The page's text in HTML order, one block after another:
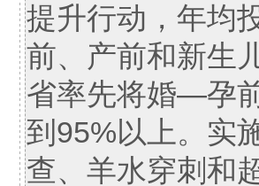
提升行动，年均
前、产前和新生
省率先将婚—孕
到95%以上。实
查、羊水穿刺和